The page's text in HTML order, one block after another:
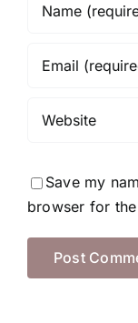
Save my
browser for